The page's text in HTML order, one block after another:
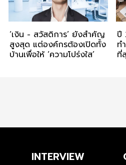
‘เงิน - สวัสดิการ’ ยังสำคัญ
สูงสุด แต่องค์กรต้องเปิดทั้ง
บ้านเพื่อให้ ‘ความโปร่งใส’
ปี
ท
ที่
INTERVIEW